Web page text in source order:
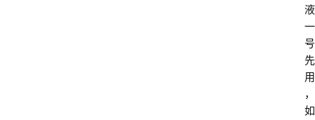
液
一
号
先
用
，
如